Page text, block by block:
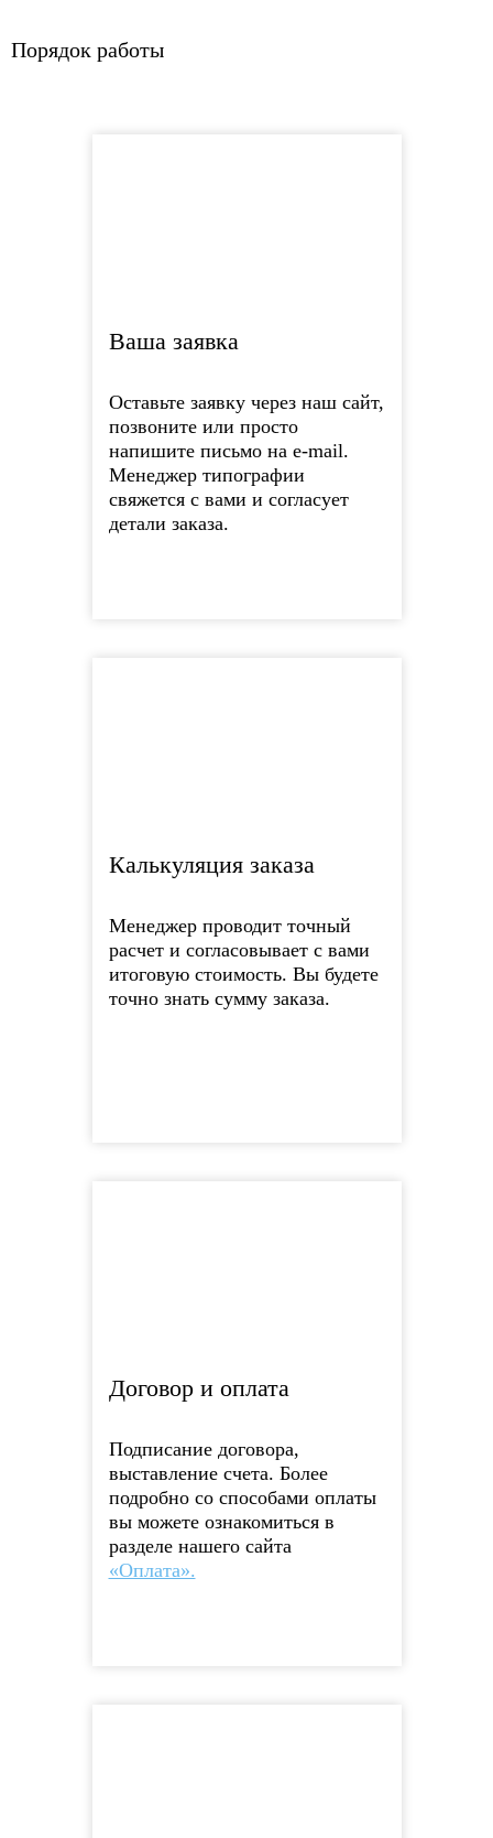
Порядок работы
Ваша заявка
Оставьте заявку через наш сайт,
позвоните или просто
напишите письмо на e-mail.
Менеджер типографии
свяжется с вами и согласует
детали заказа.
Калькуляция заказа
Менеджер проводит точный
расчет и согласовывает с вами
итоговую стоимость. Вы будете
точно знать сумму заказа.
Договор и оплата
Подписание договора,
выставление счета. Более
подробно со способами оплаты
вы можете ознакомиться в
разделе нашего сайта
«Оплата».